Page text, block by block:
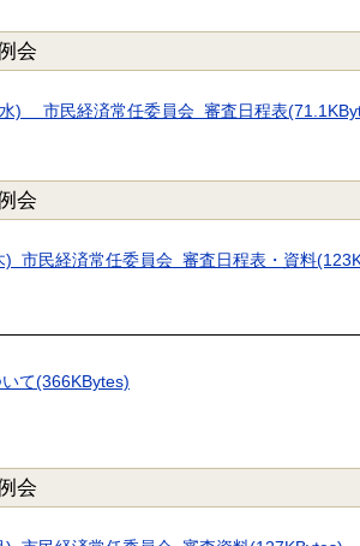
会
) 市民経済常任委員会 審査日程表
会
) 市民経済常任委員会 審査日程表・資料
て(366KBytes)
会